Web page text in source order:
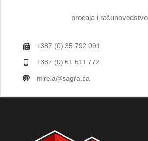
prodaja i računovodstvo
+387 (0) 35 792 091
+387 (0) 61 611 772
mirela@sagra.ba